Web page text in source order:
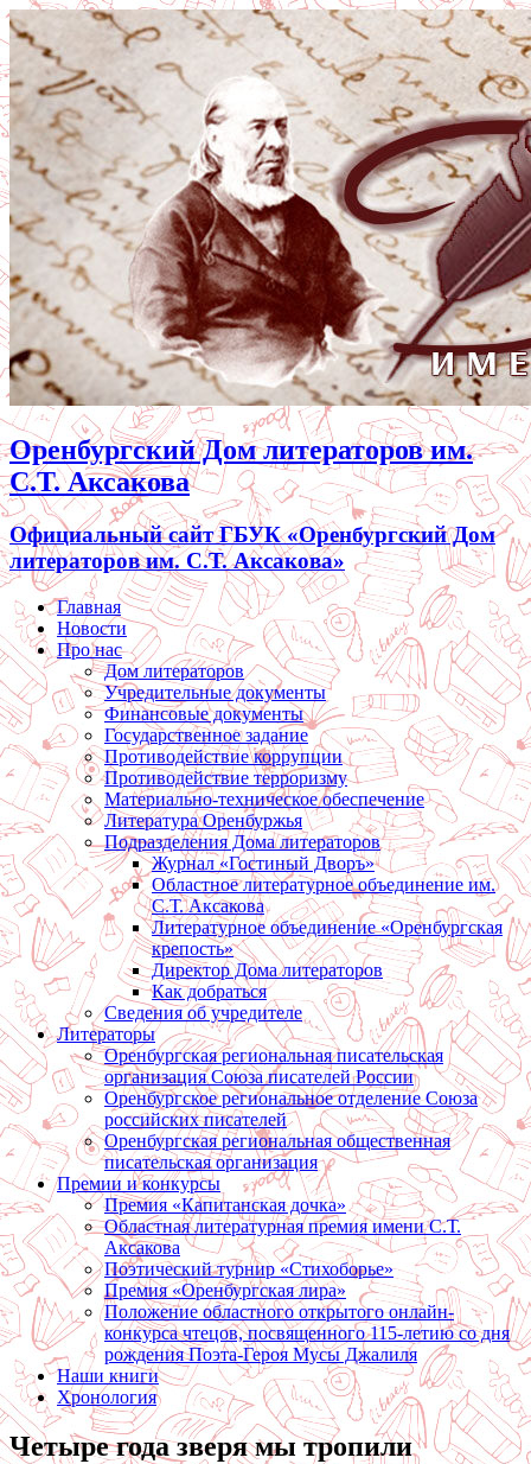
Оренбургский Дом литераторов им.
С.Т. Аксакова
Официальный сайт ГБУК «Оренбургский Дом
литераторов им. С.Т. Аксакова»
Главная
Новости
Про нас
Дом литераторов
Учредительные документы
Финансовые документы
Государственное задание
Противодействие коррупции
Противодействие терроризму
Материально-техническое обеспечение
Литература Оренбуржья
Подразделения Дома литераторов
Журнал «Гостиный Дворъ»
Областное литературное объединение им.
С.Т. Аксакова
Литературное объединение «Оренбургская
крепость»
Директор Дома литераторов
Как добраться
Сведения об учредителе
Литераторы
Оренбургская региональная писательская
организация Союза писателей России
Оренбургское региональное отделение Союза
российских писателей
Оренбургская региональная общественная
писательская организация
Премии и конкурсы
Премия «Капитанская дочка»
Областная литературная премия имени С.Т.
Аксакова
Поэтический турнир «Стихоборье»
Премия «Оренбургская лира»
Положение областного открытого онлайн-
конкурса чтецов, посвященного 115-летию со дня
рождения Поэта-Героя Мусы Джалиля
Наши книги
Хронология
Четыре года зверя мы тропили